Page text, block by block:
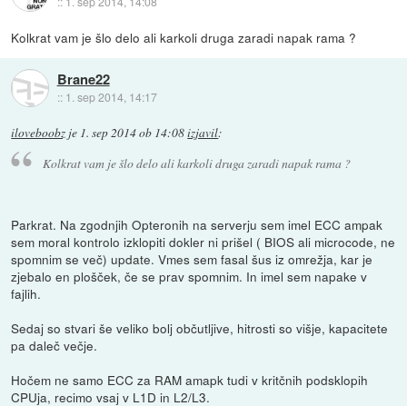
Kolkrat vam je šlo delo ali karkoli druga zaradi napak rama ?
Brane22
:: 1. sep 2014, 14:17
iloveboobz je 1. sep 2014 ob 14:08izjavil:
Kolkrat vam je šlo delo ali karkoli druga zaradi napak rama ?
Parkrat. Na zgodnjih Opteronih na serverju sem imel ECC ampak
sem moral kontrolo izklopiti dokler ni prišel ( BIOS ali microcode, ne
spomnim se več) update. Vmes sem fasal šus iz omrežja, kar je
zjebalo en plošček, če se prav spomnim. In imel sem napake v
fajlih.
Sedaj so stvari še veliko bolj občutljive, hitrosti so višje, kapacitete
pa daleč večje.
Hočem ne samo ECC za RAM amapk tudi v kritčnih podsklopih
CPUja, recimo vsaj v L1D in L2/L3.